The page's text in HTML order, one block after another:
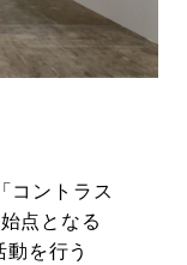
コントラス
点となる
動を行う